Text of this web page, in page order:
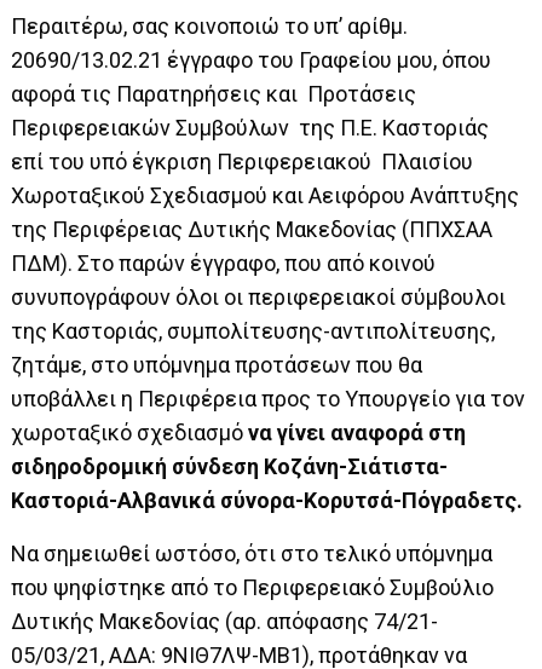
Περαιτέρω, σας κοινοποιώ το υπ’ αρίθμ.
20690/13.02.21 έγγραφο του Γραφείου μου, όπου
αφορά τις Παρατηρήσεις και Προτάσεις
Περιφερειακών Συμβούλων της Π.Ε. Καστοριάς
επί του υπό έγκριση Περιφερειακού Πλαισίου
Χωροταξικού Σχεδιασμού και Αειφόρου Ανάπτυξης
της Περιφέρειας Δυτικής Μακεδονίας (ΠΠΧΣΑΑ
ΠΔΜ). Στο παρών έγγραφο, που από κοινού
συνυπογράφουν όλοι οι περιφερειακοί σύμβουλοι
της Καστοριάς, συμπολίτευσης-αντιπολίτευσης,
ζητάμε, στο υπόμνημα προτάσεων που θα
υποβάλλει η Περιφέρεια προς το Υπουργείο για τον
χωροταξικό σχεδιασμόνα γίνει αναφορά στη
σιδηροδρομική σύνδεση Κοζάνη-Σιάτιστα-
Καστοριά-Αλβανικά σύνορα-Κορυτσά-Πόγραδετς.
Να σημειωθεί ωστόσο, ότι στο τελικό υπόμνημα
που ψηφίστηκε από το Περιφερειακό Συμβούλιο
Δυτικής Μακεδονίας (αρ. απόφασης 74/21-
05/03/21, ΑΔΑ: 9ΝΙΘ7ΛΨ-ΜΒ1),προτάθηκαν να